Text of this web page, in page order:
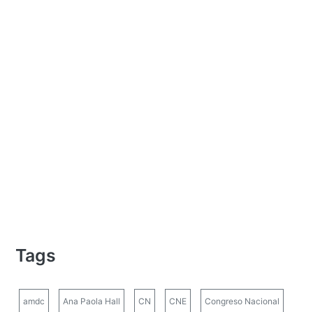
Tags
amdc Ana Paola Hall CN CNE Congreso Nacional